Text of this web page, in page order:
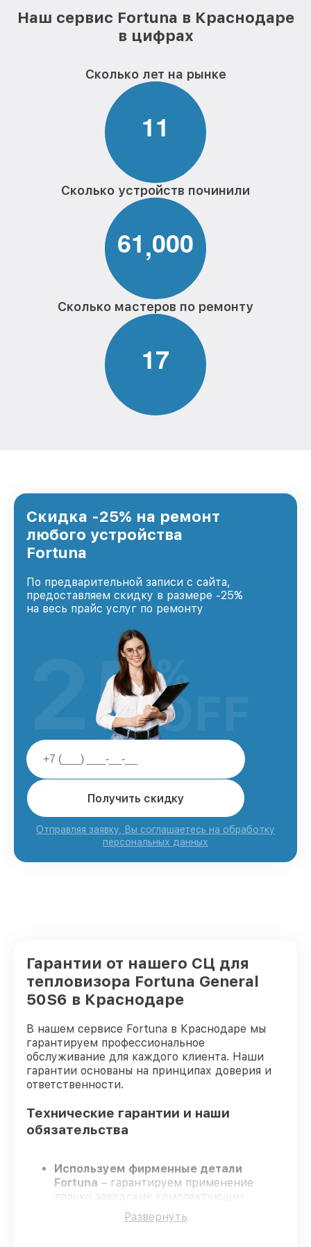
Наш сервис Fortuna в Краснодаре
в цифрах
Сколько лет на рынке
11
Сколько устройств починили
61,000
Сколько мастеров по ремонту
17
Скидка -25% на ремонт
любого устройства
Fortuna
По предварительной записи с сайта,
предоставляем скидку в размере -25%
на весь прайс услуг по ремонту
Получить скидку
Отправляя заявку, Вы соглашаетесь на обработку
персональных данных
25%
OFF
Гарантии от нашего СЦ для
тепловизора Fortuna General
50S6 в Краснодаре
В нашем сервисе Fortuna в Краснодаре мы
гарантируем профессиональное
обслуживание для каждого клиента. Наши
гарантии основаны на принципах доверия и
ответственности.
Технические гарантии и наши
обязательства
Используем фирменные детали
Fortuna – гарантируем применение
только заводских комплектующих.
Опытные специалисты
строгий отбор, что обеспечивает
Развернуть